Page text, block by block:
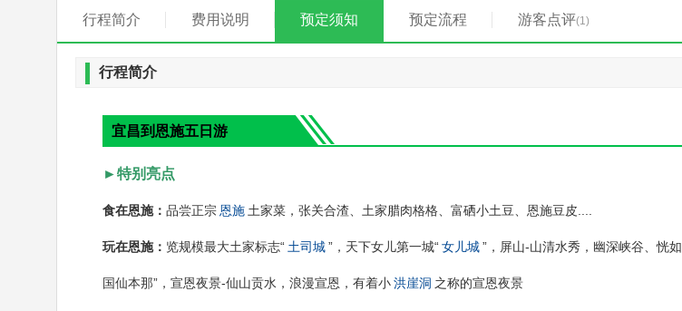
行程简介 费用说明 预定须知 预定流程 游客点评(1)
行程简介
宜昌到恩施五日游
►特别亮点
食在恩施： 品尝正宗 恩施 土家菜，张关合渣、土家腊肉格格、富硒小土豆、恩施豆皮....
玩在恩施： 览规模最大土家标志“ 土司城”，天下女儿第一城“ 女儿城”，屏山-山清水秀，幽深峡谷、恍如
国仙本那”，宣恩夜景-仙山贡水，浪漫宣恩，有着小洪崖洞 之称的宣恩夜景